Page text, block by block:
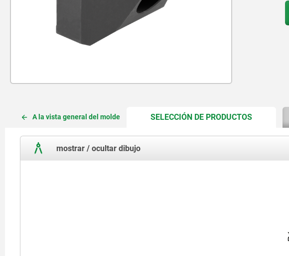
A la vista general del molde SELECCIÓN DE PRODUCTOSCURRENT
CURRENT
mostrar / ocultar dibujo